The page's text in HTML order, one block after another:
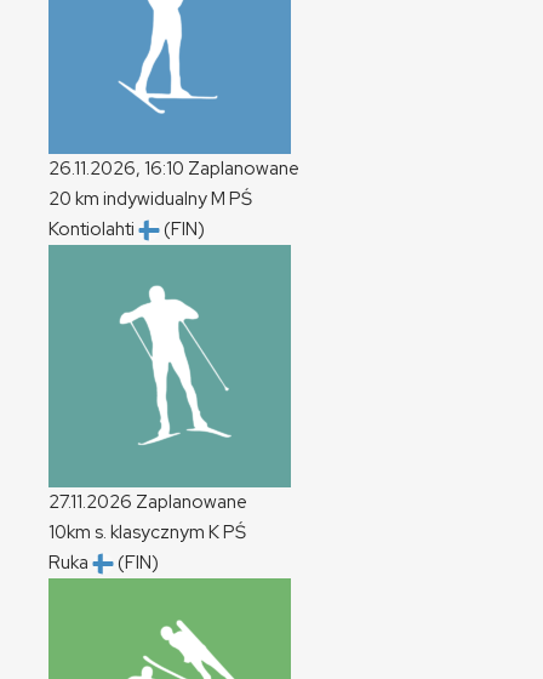
26.11.2026, 16:10 Zaplanowane
20 km indywidualnyM PŚ
Kontiolahti
(FIN)
27.11.2026 Zaplanowane
10km s. klasycznym KPŚ
Ruka
(FIN)